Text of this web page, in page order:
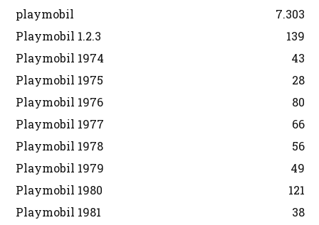
playmobil
7.303
Playmobil 1.2.3
139
Playmobil 1974
43
Playmobil 1975
28
Playmobil 1976
80
Playmobil 1977
66
Playmobil 1978
56
Playmobil 1979
49
Playmobil 1980
121
Playmobil 1981
38